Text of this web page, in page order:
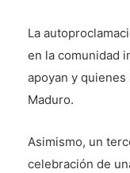
La
en la comunidad
apoyan y
Maduro.
Asimismo, un
celebración de